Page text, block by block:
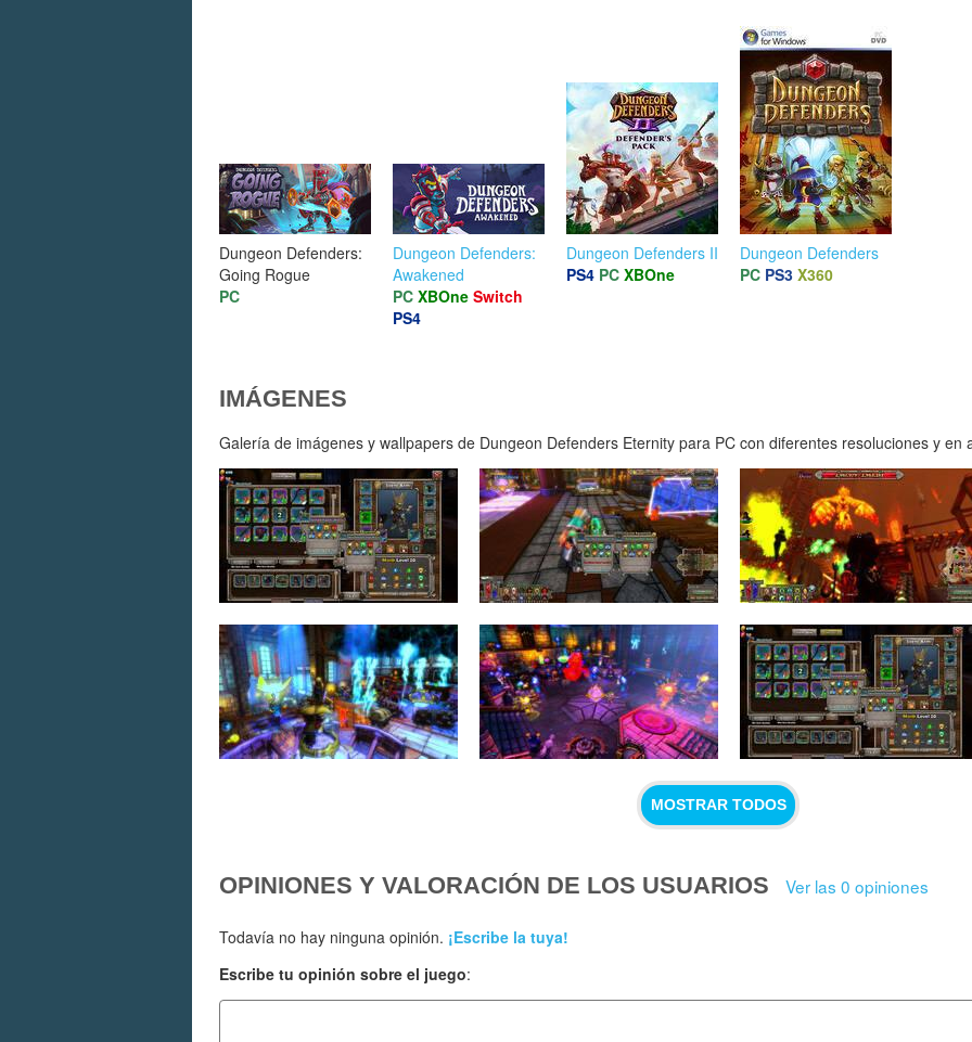
Dungeon Defenders:
Going Rogue
PC
Dungeon Defenders:
Awakened
PC XBOne Switch
PS4
Dungeon Defenders II
PS4 PC XBOne
Dungeon Defenders
PC PS3 X360
IMÁGENES
Galería de imágenes y wallpapers de Dungeon Defenders Eternity para PC con diferentes resoluciones y en
MOSTRAR TODOS
OPINIONES Y VALORACIÓN DE LOS USUARIOS Ver las 0 opiniones
Todavía no hay ninguna opinión. ¡Escribe la tuya!
Escribe tu opinión sobre el juego: